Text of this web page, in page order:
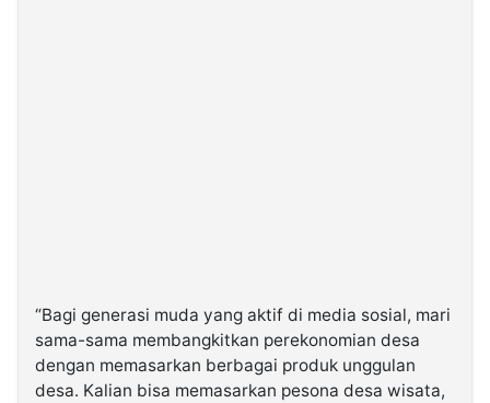
“Bagi generasi muda yang aktif di media sosial, mari
sama-sama membangkitkan perekonomian desa
dengan memasarkan berbagai produk unggulan
desa. Kalian bisa memasarkan pesona desa wisata,